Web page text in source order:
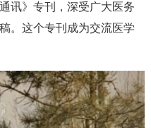
讯》专刊，深受广大医务
。这个专刊成为交流医学